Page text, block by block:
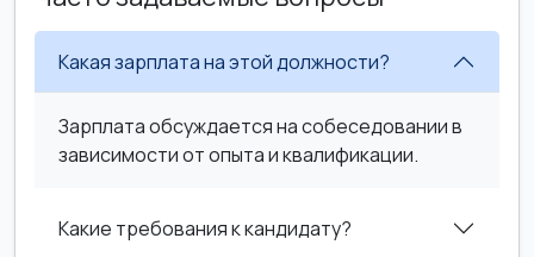
Какая зарплата на этой должности?
Зарплата обсуждается на собеседовании в
зависимости от опыта и квалификации.
Какие требования к кандидату?